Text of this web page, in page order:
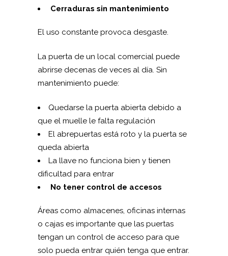
Cerraduras sin mantenimiento
El uso constante provoca desgaste.
La puerta de un local comercial puede
abrirse decenas de veces al día. Sin
mantenimiento puede:
Quedarse la puerta abierta debido a
que el muelle le falta regulación
El abrepuertas está roto y la puerta se
queda abierta
La llave no funciona bien y tienen
dificultad para entrar
No tener control de accesos
Áreas como almacenes, oficinas internas
o cajas es importante que las puertas
tengan un control de acceso para que
solo pueda entrar quién tenga que entrar.